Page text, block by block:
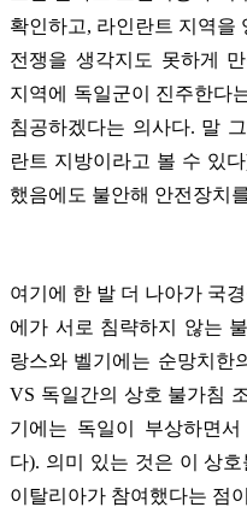
확인하고, 라인란트 지역을
전쟁을 생각지도 못하게
지역에 독일군이 진주한다
침공하겠다는 의사다. 말
란트 지방이라고 볼 수 있
했음에도 불안해 안전장치
여기에 한 발 더 나아가 국
에가 서로 침략하지 않는
랑스와 벨기에는 순망치한
VS 독일간의 상호 불가침
기에는 독일이 부상하면
다). 의미 있는 것은 이 상
이탈리아가 참여했다는 점